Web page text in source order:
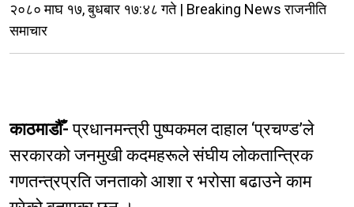
२०८० माघ १७, बुधबार १७:४८ गते | Breaking News राजनीति
समाचार
काठमाडौँ-प्रधानमन्त्री पुष्पकमल दाहाल ‘प्रचण्ड’ले
सरकारको जनमुखी कदमहरूले संघीय लोकतान्त्रिक
गणतन्त्रप्रति जनताको आशा र भरोसा बढाउने काम